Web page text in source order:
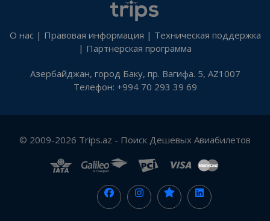
О нас| Правовая информация | Техническая поддержка
| Партнерская программа
Азербайджан, город Баку, пр. Вагифа. 5, AZ1007
Телефон: +994 70 293 39 69
© 2009-2026 Trips.az - Поиск Дешевых Авиабилетов